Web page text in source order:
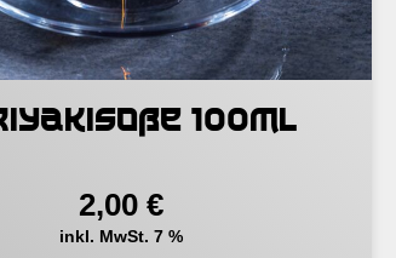
100ml
2,00 €
inkl. MwSt. 7 %